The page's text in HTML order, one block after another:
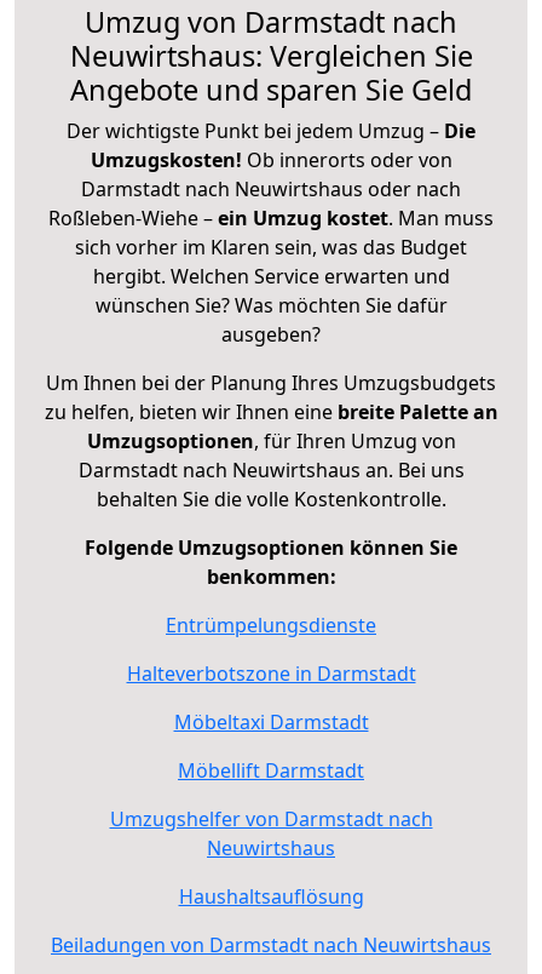
Umzug von Darmstadt nach
Neuwirtshaus: Vergleichen Sie
Angebote und sparen Sie Geld
Der wichtigste Punkt bei jedem Umzug – Die
Umzugskosten! Ob innerorts oder von
Darmstadt nach Neuwirtshaus oder nach
Roßleben-Wiehe –ein Umzug kostet. Man muss
sich vorher im Klaren sein, was das Budget
hergibt. Welchen Service erwarten und
wünschen Sie? Was möchten Sie dafür
ausgeben?
Um Ihnen bei der Planung Ihres Umzugsbudgets
zu helfen, bieten wir Ihnen eine breite Palette an
Umzugsoptionen, für Ihren Umzug von
Darmstadt nach Neuwirtshaus an. Bei uns
behalten Sie die volle Kostenkontrolle.
Folgende Umzugsoptionen können Sie
benkommen:
Entrümpelungsdienste
Halteverbotszone in Darmstadt
Möbeltaxi Darmstadt
Möbellift Darmstadt
Umzugshelfer von Darmstadt nach
Neuwirtshaus
Haushaltsauflösung
Beiladungen von Darmstadt nach Neuwirtshaus